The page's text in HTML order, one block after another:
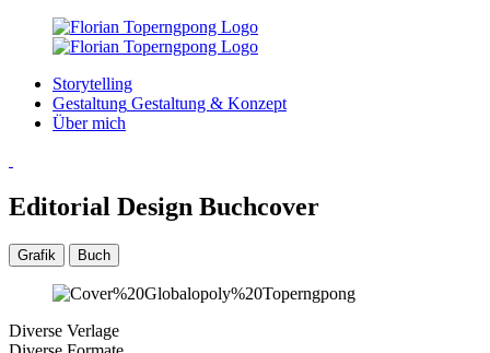
Storytelling
Gestaltung Gestaltung & Konzept
Über mich
Editorial Design Buchcover
Grafik Buch
Diverse Verlage